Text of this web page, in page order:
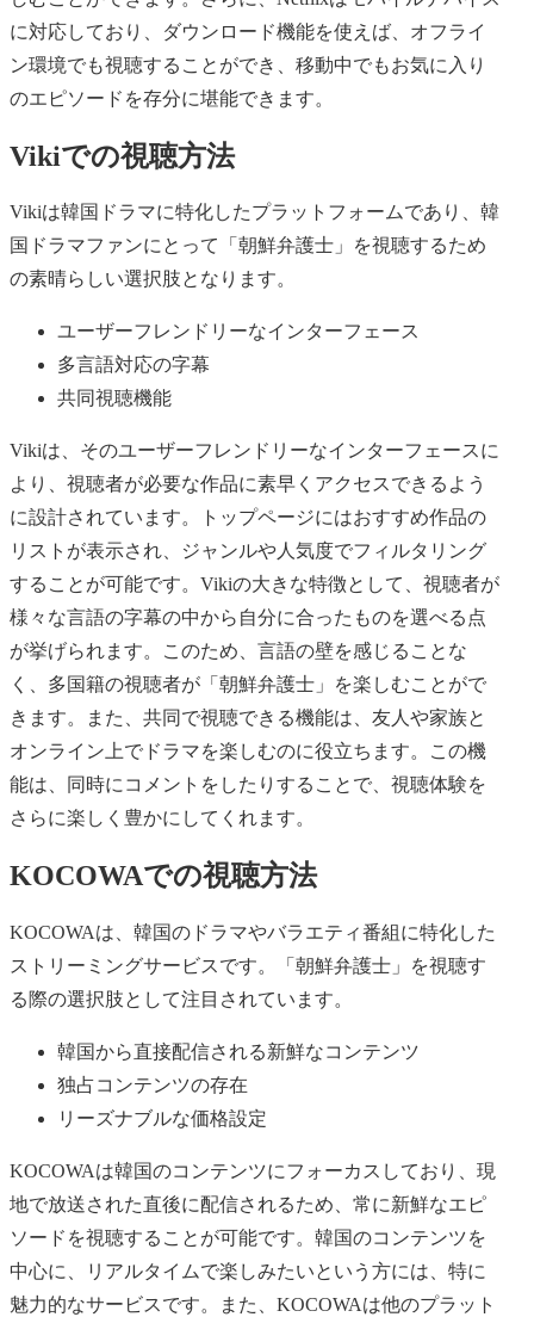
に対応しており、ダウンロード機能を使えば、オフライ
ン環境でも視聴することができ、移動中でもお気に入り
のエピソードを存分に堪能できます。
Vikiでの視聴方法
Vikiは韓国ドラマに特化したプラットフォームであり、韓
国ドラマファンにとって「朝鮮弁護士」を視聴するため
の素晴らしい選択肢となります。
ユーザーフレンドリーなインターフェース
多言語対応の字幕
共同視聴機能
Vikiは、そのユーザーフレンドリーなインターフェースに
より、視聴者が必要な作品に素早くアクセスできるよう
に設計されています。トップページにはおすすめ作品の
リストが表示され、ジャンルや人気度でフィルタリング
することが可能です。Vikiの大きな特徴として、視聴者が
様々な言語の字幕の中から自分に合ったものを選べる点
が挙げられます。このため、言語の壁を感じることな
く、多国籍の視聴者が「朝鮮弁護士」を楽しむことがで
きます。また、共同で視聴できる機能は、友人や家族と
オンライン上でドラマを楽しむのに役立ちます。この機
能は、同時にコメントをしたりすることで、視聴体験を
さらに楽しく豊かにしてくれます。
KOCOWAでの視聴方法
KOCOWAは、韓国のドラマやバラエティ番組に特化した
ストリーミングサービスです。「朝鮮弁護士」を視聴す
る際の選択肢として注目されています。
韓国から直接配信される新鮮なコンテンツ
独占コンテンツの存在
リーズナブルな価格設定
KOCOWAは韓国のコンテンツにフォーカスしており、現
地で放送された直後に配信されるため、常に新鮮なエピ
ソードを視聴することが可能です。韓国のコンテンツを
中心に、リアルタイムで楽しみたいという方には、特に
魅力的なサービスです。また、KOCOWAは他のプラット